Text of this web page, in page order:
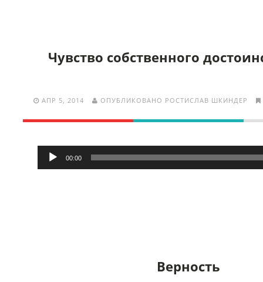
Чувство собственного
АПР 5, 2014 ОПУБЛИКОВАНО РОСТИСЛАВ ШКИНДЕР
Аудиоплеер
00:00
Верность